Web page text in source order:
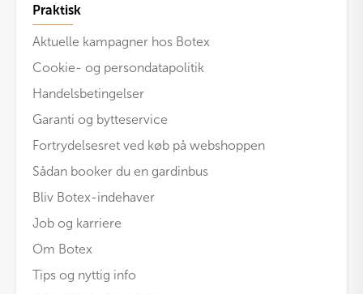
Praktisk
Aktuelle kampagner hos Botex
Cookie- og persondatapolitik
Handelsbetingelser
Garanti og bytteservice
Fortrydelsesret ved køb på webshoppen
Sådan booker du en gardinbus
Bliv Botex-indehaver
Job og karriere
Om Botex
Tips og nyttig info